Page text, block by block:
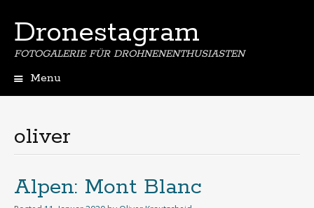
Dronestagram
FOTOGALERIE FÜR DROHNENENTHUSIASTEN
Menu
oliver
Alpen: Mont Blanc